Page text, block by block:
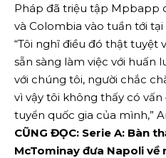
Pháp đã triệu tập Mpbapp
và Colombia vào tuần tới tại
“Tôi nghĩ điều đó thật tuyệt
sẵn sàng làm việc với huấn
với chúng tôi, người chắc
vì vậy tôi không thấy có vấn
tuyển quốc gia của mình,”
CŨNG ĐỌC: Serie A: Bàn
McTominay đưa Napoli